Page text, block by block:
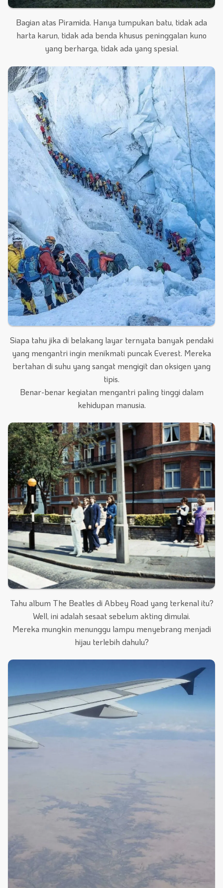
Bagian atas Piramida. Hanya tumpukan batu, tidak ada
harta karun, tidak ada benda khusus peninggalan kuno
yang berharga, tidak ada yang spesial.
Siapa tahu jika di belakang layar ternyata banyak pendaki
yang mengantri ingin menikmati puncak Everest. Mereka
bertahan di suhu yang sangat mengigit dan oksigen yang
tipis.
Benar-benar kegiatan mengantri paling tinggi dalam
kehidupan manusia.
Tahu album The Beatles di Abbey Road yang terkenal itu?
Well, ini adalah sesaat sebelum akting dimulai.
Mereka mungkin menunggu lampu menyebrang menjadi
hijau terlebih dahulu?